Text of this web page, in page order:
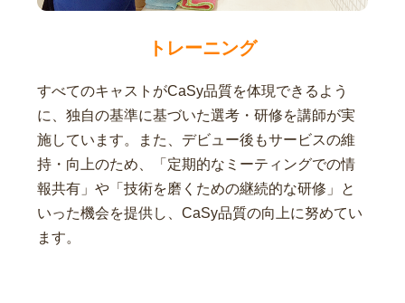
トレーニング
すべてのキャストがCaSy品質を体現できるよう
に、独自の基準に基づいた選考・研修を講師が実
施しています。また、デビュー後もサービスの維
持・向上のため、「定期的なミーティングでの情
報共有」や「技術を磨くための継続的な研修」と
いった機会を提供し、CaSy品質の向上に努めてい
ます。